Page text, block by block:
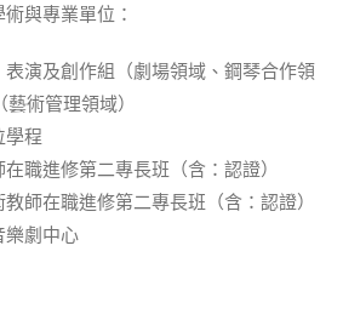
與專業單位：
演及創作組（劇場領域、鋼琴合作領
術管理領域）
程
職進修第二專長班（含：認證）
師在職進修第二專長班（含：認證）
劇中心